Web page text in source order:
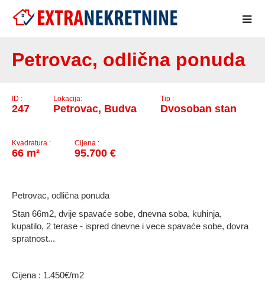
Petrovac, odlična ponuda
ID :
247
Lokacija:
Petrovac, Budva
Tip :
Dvosoban stan
Kvadratura :
66 m²
Cijena :
95.700 €
Petrovac, odlična ponuda
Stan 66m2, dvije spavaće sobe, dnevna soba, kuhinja,
kupatilo, 2 terase - ispred dnevne i vece spavaće sobe, dovra
spratnost...
Cijena : 1.450€/m2